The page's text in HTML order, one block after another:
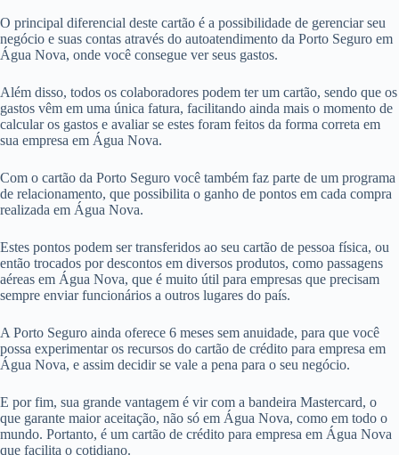
O principal diferencial deste cartão é a possibilidade de gerenciar seu
negócio e suas contas através do autoatendimento da Porto Seguro em
Água Nova, onde você consegue ver seus gastos.
Além disso, todos os colaboradores podem ter um cartão, sendo que os
gastos vêm em uma única fatura, facilitando ainda mais o momento de
calcular os gastos e avaliar se estes foram feitos da forma correta em
sua empresa em Água Nova.
Com o cartão da Porto Seguro você também faz parte de um programa
de relacionamento, que possibilita o ganho de pontos em cada compra
realizada em Água Nova.
Estes pontos podem ser transferidos ao seu cartão de pessoa física, ou
então trocados por descontos em diversos produtos, como passagens
aéreas em Água Nova, que é muito útil para empresas que precisam
sempre enviar funcionários a outros lugares do país.
A Porto Seguro ainda oferece 6 meses sem anuidade, para que você
possa experimentar os recursos do cartão de crédito para empresa em
Água Nova, e assim decidir se vale a pena para o seu negócio.
E por fim, sua grande vantagem é vir com a bandeira Mastercard, o
que garante maior aceitação, não só em Água Nova, como em todo o
mundo. Portanto, é um cartão de crédito para empresa em Água Nova
que facilita o cotidiano.